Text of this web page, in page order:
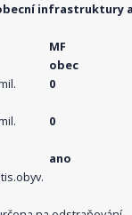
infrastruktury
MF
obec
0
0
ano